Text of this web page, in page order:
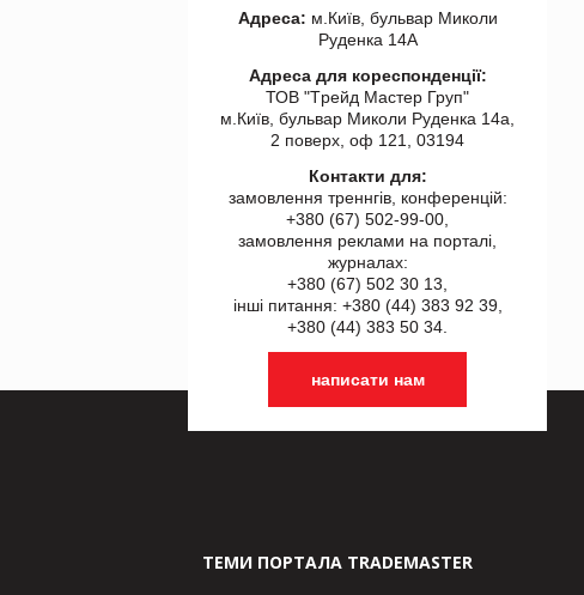
Адреса: м.Київ, бульвар Миколи
Руденка 14А
Адреса для кореспонденції:
ТОВ "Tрейд Мастер Груп"
м.Київ, бульвар Миколи Руденка 14а,
2 поверх, оф 121, 03194
Контакти для:
замовлення треннгів, конференцій:
+380 (67) 502-99-00,
замовлення реклами на порталі,
журналах:
+380 (67) 502 30 13,
інші питання: +380 (44) 383 92 39,
+380 (44) 383 50 34.
написати нам
ТЕМИ ПОРТАЛА TRADEMASTER